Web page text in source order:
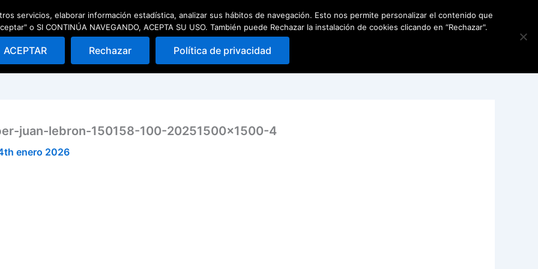
Escuela de pádel Quedadas
0
CarritoReservar
juan-lebron-150158-100-20251500×1500-4
enero 2026
servicios, elaborar información estadística, analizar sus hábitos de navegación. Esto nos permite personalizar el contenido que
o SI CONTINÚA NAVEGANDO, ACEPTA SU USO. También puede Rechazar la instalación de cookies clicando en “Rechazar".
ACEPTAR Rechazar Política de privacidad